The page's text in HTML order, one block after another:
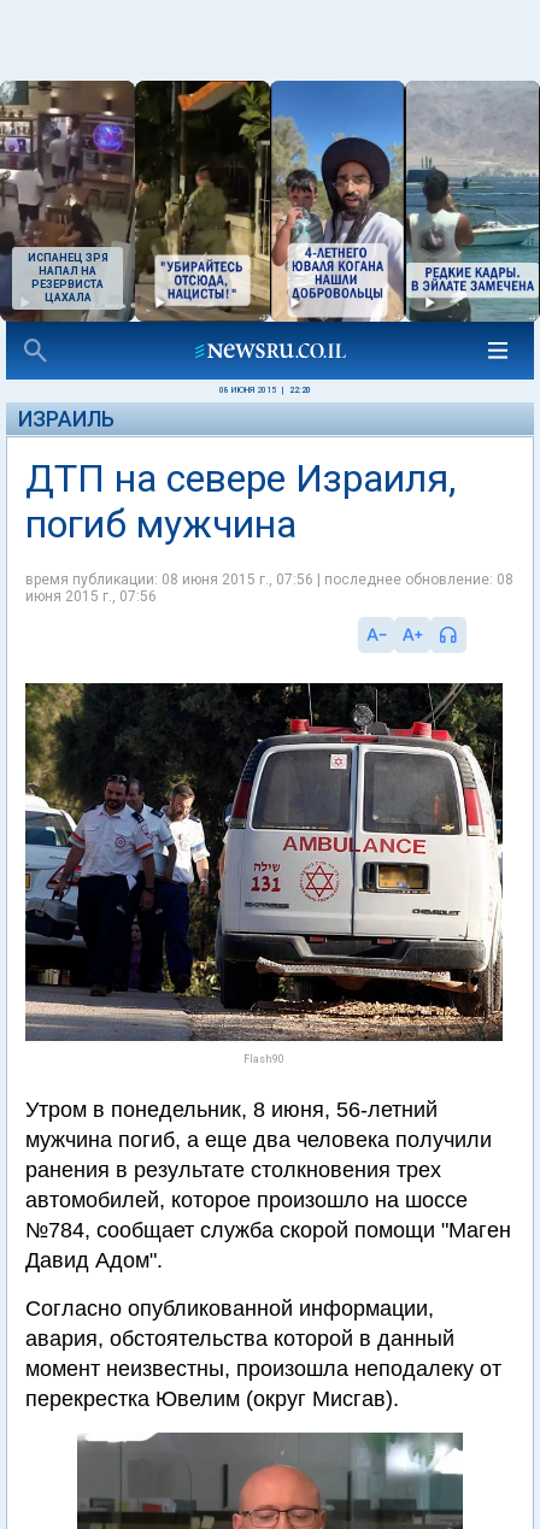
ИСПАНЕЦ ЗРЯ
НАПАЛ НА
РЕЗЕРВИСТА
ЦАХАЛА
08 ИЮНЯ 2015 22:20
ИЗРАИЛЬ
ДТП на севере Израиля,
погиб мужчина
время публикации: 08 июня 2015 г., 07:56 | последнее обновление: 08
июня 2015 г., 07:56
Flash90
Утром в понедельник, 8 июня, 56-летний
мужчина погиб, а еще два человека получили
ранения в результате столкновения трех
автомобилей, которое произошло на шоссе
№784, сообщает служба скорой помощи "Маген
Давид Адом".
Согласно опубликованной информации,
авария, обстоятельства которой в данный
момент неизвестны, произошла неподалеку от
перекрестка Ювелим (округ Мисгав).